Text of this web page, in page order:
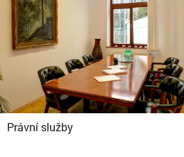
Právní služby